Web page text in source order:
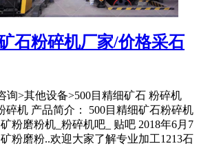
石粉碎机厂家/价格采石
询>其他设备>500目精细矿石 粉碎机
碎机 产品简介： 500目精细矿石粉碎机
粉磨粉机_粉碎机吧_ 贴吧 2018年6月7
粉磨粉..欢迎大家了解专业加工1213石